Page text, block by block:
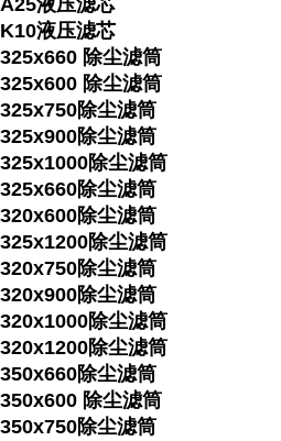
A25液压滤芯
K10液压滤芯
325x660 除尘滤筒
325x600 除尘滤筒
325x750除尘滤筒
325x900除尘滤筒
325x1000除尘滤筒
325x660除尘滤筒
320x600除尘滤筒
325x1200除尘滤筒
320x750除尘滤筒
320x900除尘滤筒
320x1000除尘滤筒
320x1200除尘滤筒
350x660除尘滤筒
350x600 除尘滤筒
350x750除尘滤筒